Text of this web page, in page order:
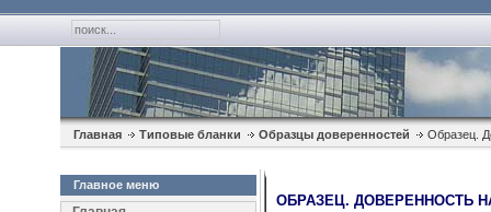
Главная Типовые бланки Образцы доверенностей Образец.
Главное меню
ОБРАЗЕЦ. ДОВЕРЕННОСТЬ